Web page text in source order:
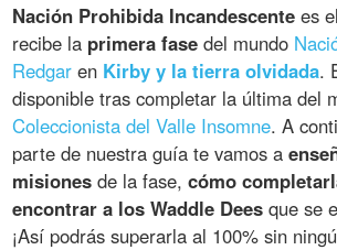
Nación Prohibida Incandescente es
recibe la primera fase del mundo
Redgar en Kirby y la tierra olvidada.
disponible tras completar la última del
Coleccionista del Valle Insomne. A
parte de nuestra guía te vamos a
misiones de la fase,cómo
encontrar a los Waddle Dees que se
¡Así podrás superarla al 100% sin